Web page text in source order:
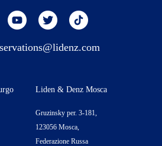
Liden & Denz Mosca
Gruzinsky per. 3-181,
123056 Mosca,
Federazione Russa